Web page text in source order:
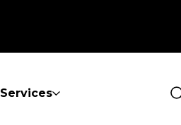
Services